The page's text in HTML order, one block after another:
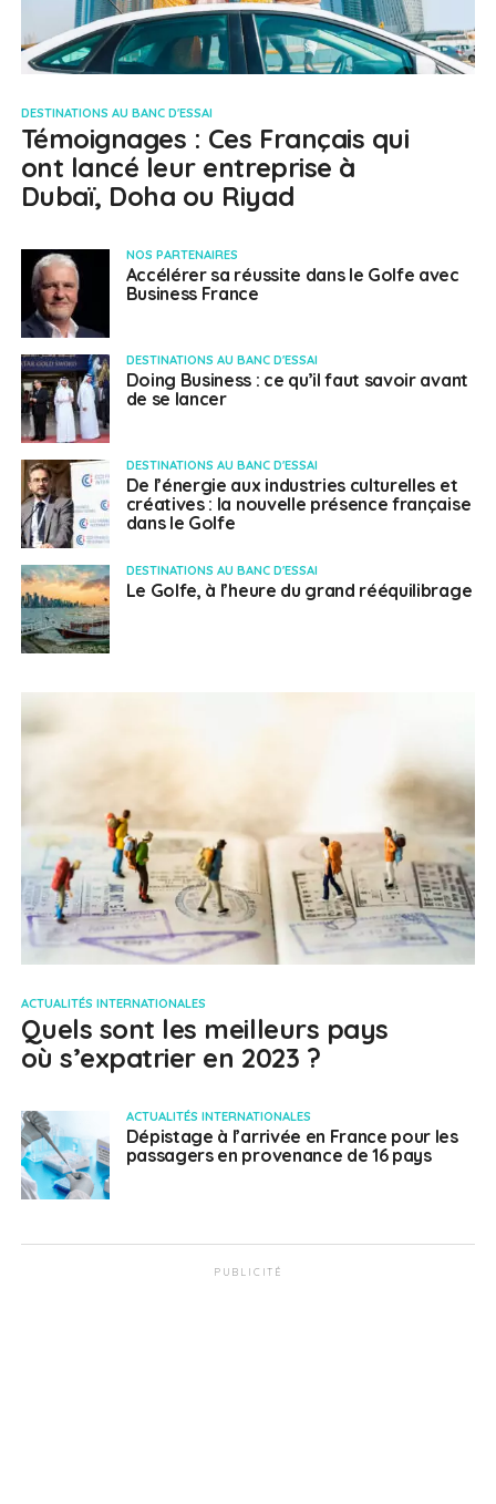
DESTINATIONS AU BANC D'ESSAI
Témoignages : Ces Français qui
ont lancé leur entreprise à
Dubaï, Doha ou Riyad
NOS PARTENAIRES
Accélérer sa réussite dans le Golfe avec
Business France
DESTINATIONS AU BANC D'ESSAI
Doing Business : ce qu’il faut savoir avant
de se lancer
DESTINATIONS AU BANC D'ESSAI
De l’énergie aux industries culturelles et
créatives : la nouvelle présence française
dans le Golfe
DESTINATIONS AU BANC D'ESSAI
Le Golfe, à l’heure du grand rééquilibrage
ACTUALITÉS INTERNATIONALES
Quels sont les meilleurs pays
où s’expatrier en 2023 ?
ACTUALITÉS INTERNATIONALES
Dépistage à l’arrivée en France pour les
passagers en provenance de 16 pays
PUBLICITÉ